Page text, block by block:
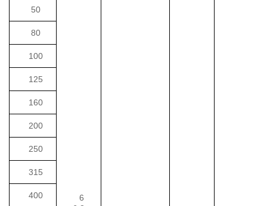
6
50
80
100
125
160
200
250
315
400